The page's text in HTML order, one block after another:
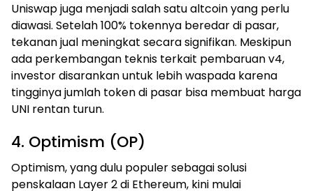
Uniswap juga menjadi salah satu altcoin yang perlu
diawasi. Setelah 100% tokennya beredar di pasar,
tekanan jual meningkat secara signifikan. Meskipun
ada perkembangan teknis terkait pembaruan v4,
investor disarankan untuk lebih waspada karena
tingginya jumlah token di pasar bisa membuat harga
UNI rentan turun.
4. Optimism (OP)
Optimism, yang dulu populer sebagai solusi
penskalaan Layer 2 di Ethereum, kini mulai